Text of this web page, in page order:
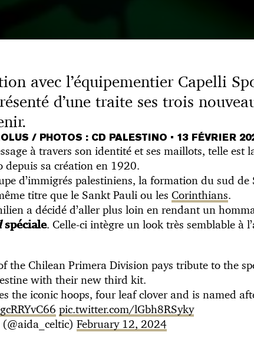
avec l’équipementier Capelli
d’une traite ses trois
/ PHOTOS : CD PALESTINO • 13 FÉVRIER
à travers son identité et ses maillots, telle est
depuis sa création en 1920.
d’immigrés palestiniens, la formation du sud
titre que le Sankt Pauli ou les Corinthians.
a décidé d’aller plus loin en rendant un
spéciale. Celle-ci intègre un look très semblable à
the Chilean Primera Division pays tribute to the
with their new third kit.
the iconic hoops, four leaf clover and is named
pic.twitter.com/lGbh8RSyky
February 12, 2024